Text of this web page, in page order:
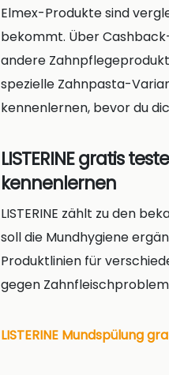
Elmex-Produkte sind
bekommt. Über
andere
spezielle Zahnpasta-
kennenlernen, bevor du
LISTERINE gratis
kennenlernen
LISTERINE zählt zu den
soll die Mundhygiene
Produktlinien für
gegen
LISTERINE Mundspülung